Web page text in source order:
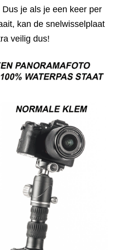
je als je een keer per
kan de snelwisselplaat
veilig dus!